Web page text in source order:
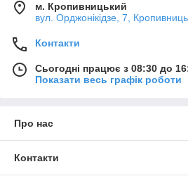
м. Кропивницький
вул. Орджонікідзе, 7,
Контакти
Сьогодні працює з 08:30 до
Показати весь графік роботи
Про нас
Контакти